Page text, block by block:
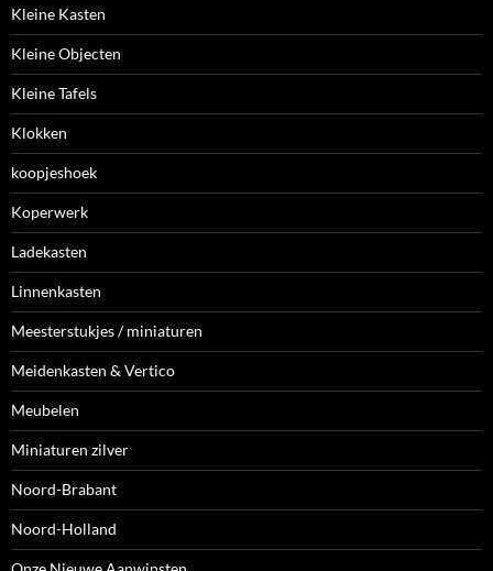
Kleine Kasten
Kleine Objecten
Kleine Tafels
Klokken
koopjeshoek
Koperwerk
Ladekasten
Linnenkasten
Meesterstukjes / miniaturen
Meidenkasten & Vertico
Meubelen
Miniaturen zilver
Noord-Brabant
Noord-Holland